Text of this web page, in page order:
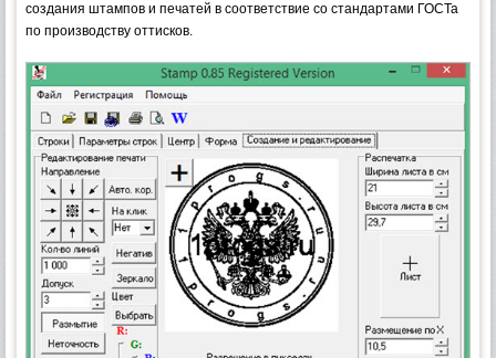
создания штампов и печатей в соответствие со стандартами ГОСТа
по производству оттисков.